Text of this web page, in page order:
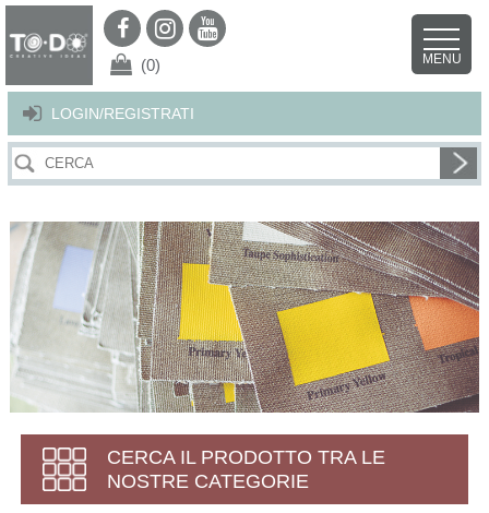
Per offrirti il miglior servizio possibile questo sito utilizza i cookies.
Continuando la navigazione nel sito autorizzi l’uso dei cookies. Per ulteriori
LOGIN/REGISTRATI
(0) MENU
CERCA IL PRODOTTO TRA LE
NOSTRE CATEGORIE